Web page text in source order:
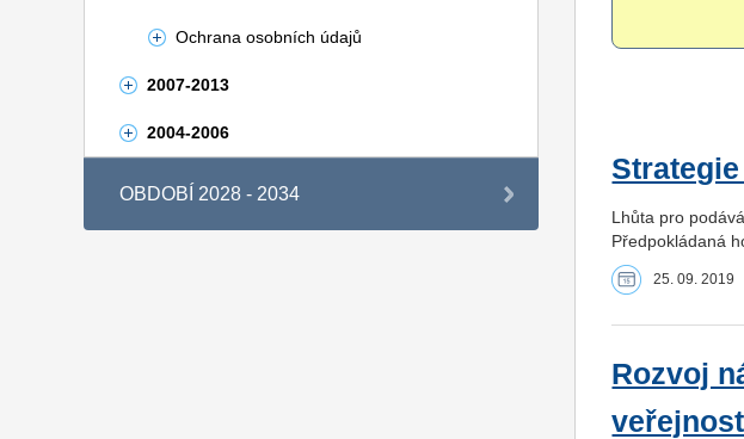
Ochrana osobních údajů
2007-2013
2004-2006
OBDOBÍ 2028 - 2034
Lhůta pro
Předpokládaná
25. 09. 2019
Rozvoj